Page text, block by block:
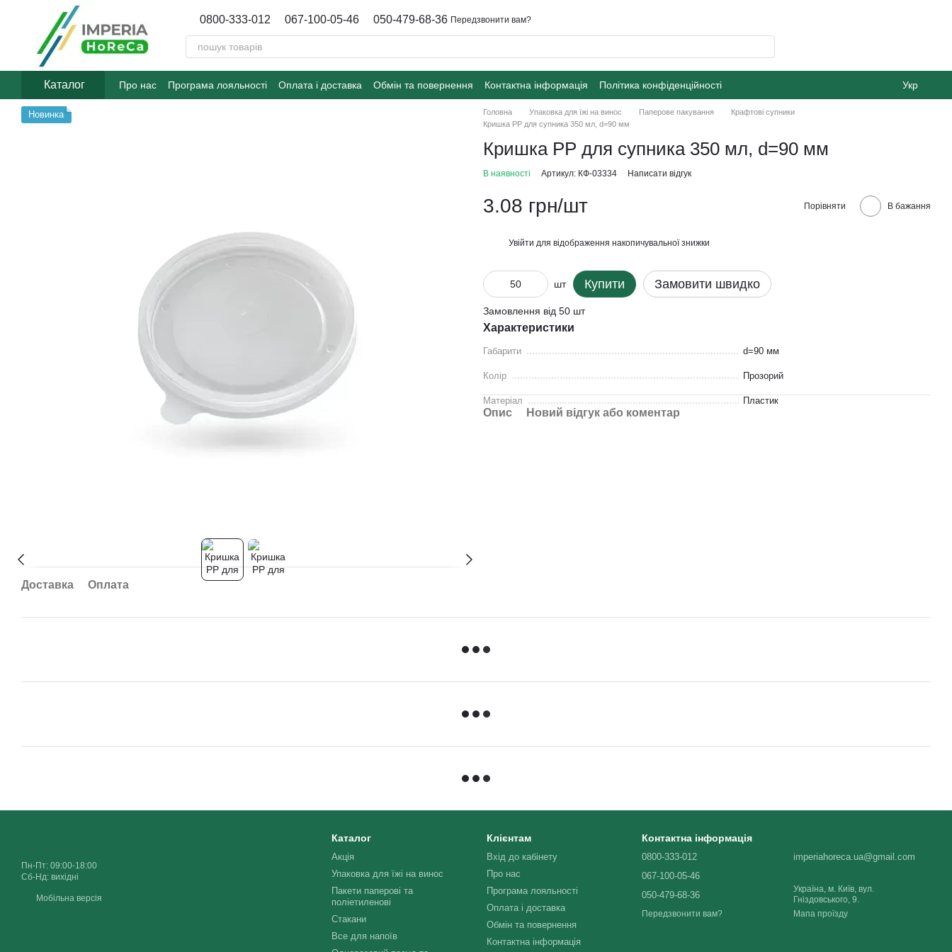
Перейти до основного контенту
0800-333-012 067-100-05-46 050-479-68-36 Передзвонити вам?
Каталог Про нас Програма лояльності Оплата і доставка Обмін та повернення Контактна інформація
Політика конфіденційності
Договір публічної оферти
Блог
Укр
Новинка
Доставка Оплата
Головна Упаковка для їжі на винос Паперове пакування
Крафтові супники
Кришка РР для супника 350 мл, d=90 мм
Кришка РР для супника 350 мл, d=90 мм
В наявності Артикул: КФ-03334 Написати відгук
3.08 грн/шт Порівняти В бажання
Увійти для відображення накопичувальної знижки
шт Купити Замовити швидко
Замовлення від 50 шт
Характеристики
Габарити d=90 мм
Колір Прозорий
Матеріал Пластик
Опис Новий відгук або коментар
Пн-Пт: 09:00-18:00
Сб-Нд: вихідні
Мобільна версія
Каталог
Акція
Упаковка для їжі на винос
Пакети паперові та
поліетиленові
Стакани
Все для напоїв
Клієнтам
Вхід до кабінету
Про нас
Програма лояльності
Оплата і доставка
Обмін та повернення
Контактна інформація
Контактна інформація
0800-333-012
067-100-05-46
050-479-68-36
Передзвонити вам?
imperiahoreca.ua@gmail.com
Україна, м. Київ, вул.
Гніздовського, 9.
Мапа проїзду